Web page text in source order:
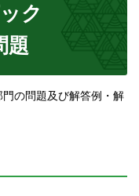
ク
題
の問題及び解答例・解